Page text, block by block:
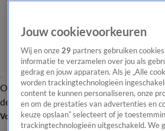
OverzichtAfleveringen Entertainment
de redactieNieuwsbrief
Volg Shownieuws
Jouw cookievoorkeuren
Wij en onze 29 partners gebruiken
informatie te verzamelen over jou als
gedrag en jouw apparaten. Als je „Alle
worden trackingtechnologieën
content te kunnen personaliseren, onze
en om de prestaties van advertenties en
keuze opslaan” selecteert of je
trackingtechnologieën uitgeschakeld. We